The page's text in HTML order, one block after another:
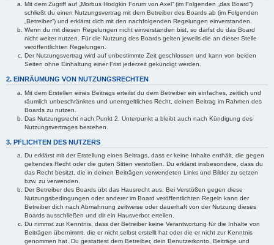
Mit dem Zugriff auf „Morbus Hodgkin Forum von Axel“ (im Folgenden „das Board“)
schließt du einen Nutzungsvertrag mit dem Betreiber des Boards ab (im Folgenden
„Betreiber“) und erklärst dich mit den nachfolgenden Regelungen einverstanden.
Wenn du mit diesen Regelungen nicht einverstanden bist, so darfst du das Board
nicht weiter nutzen. Für die Nutzung des Boards gelten jeweils die an dieser Stelle
veröffentlichten Regelungen.
Der Nutzungsvertrag wird auf unbestimmte Zeit geschlossen und kann von beiden
Seiten ohne Einhaltung einer Frist jederzeit gekündigt werden.
2. EINRÄUMUNG VON NUTZUNGSRECHTEN
Mit dem Erstellen eines Beitrags erteilst du dem Betreiber ein einfaches, zeitlich und
räumlich unbeschränktes und unentgeltliches Recht, deinen Beitrag im Rahmen des
Boards zu nutzen.
Das Nutzungsrecht nach Punkt 2, Unterpunkt a bleibt auch nach Kündigung des
Nutzungsvertrages bestehen.
3. PFLICHTEN DES NUTZERS
Du erklärst mit der Erstellung eines Beitrags, dass er keine Inhalte enthält, die gegen
geltendes Recht oder die guten Sitten verstoßen. Du erklärst insbesondere, dass du
das Recht besitzt, die in deinen Beiträgen verwendeten Links und Bilder zu setzen
bzw. zu verwenden.
Der Betreiber des Boards übt das Hausrecht aus. Bei Verstößen gegen diese
Nutzungsbedingungen oder anderer im Board veröffentlichten Regeln kann der
Betreiber dich nach Abmahnung zeitweise oder dauerhaft von der Nutzung dieses
Boards ausschließen und dir ein Hausverbot erteilen.
Du nimmst zur Kenntnis, dass der Betreiber keine Verantwortung für die Inhalte von
Beiträgen übernimmt, die er nicht selbst erstellt hat oder die er nicht zur Kenntnis
genommen hat. Du gestattest dem Betreiber, dein Benutzerkonto, Beiträge und